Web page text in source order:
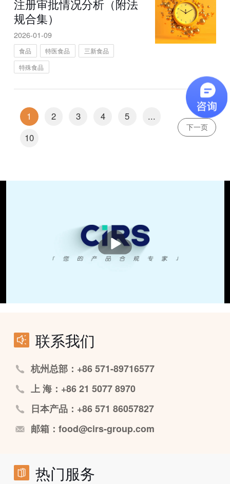
注册审批情况分析（附法
规合集）
2026-01-09
食品 特医食品
三新食品
特殊食品
1 2 3 4 5
...
10
下一页
播
放
联系我们
杭州总部：+86 571-89716577
上 海：+86 21 5077 8970
日本产品：+86 571 86057827
邮箱：food@cirs-group.com
热门服务